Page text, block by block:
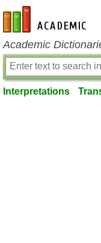
en-academic.com
Academic
Interpretations